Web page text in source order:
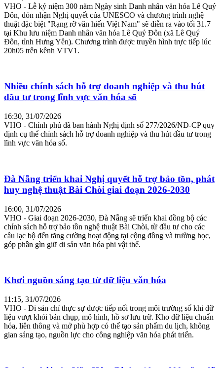
VHO - Lễ kỷ niệm 300 năm Ngày sinh Danh nhân văn hóa Lê Quý
Đôn, đón nhận Nghị quyết của UNESCO và chương trình nghệ
thuật đặc biệt "Rạng rỡ văn hiến Việt Nam" sẽ diễn ra vào tối 31.7
tại Khu lưu niệm Danh nhân văn hóa Lê Quý Đôn (xã Lê Quý
Đôn, tỉnh Hưng Yên). Chương trình được truyền hình trực tiếp lúc
20h05 trên kênh VTV1.
Nhiều chính sách hỗ trợ doanh nghiệp và thu hút
đầu tư trong lĩnh vực văn hóa số
16:30, 31/07/2026
VHO - Chính phủ đã ban hành Nghị định số 277/2026/NĐ-CP quy
định cụ thể chính sách hỗ trợ doanh nghiệp và thu hút đầu tư trong
lĩnh vực văn hóa số.
Đà Nẵng triển khai Nghị quyết hỗ trợ bảo tồn, phát
huy nghệ thuật Bài Chòi giai đoạn 2026-2030
16:00, 31/07/2026
VHO - Giai đoạn 2026-2030, Đà Nẵng sẽ triển khai đồng bộ các
chính sách hỗ trợ bảo tồn nghệ thuật Bài Chòi, từ đầu tư cho các
câu lạc bộ đến tăng cường hoạt động tại cộng đồng và trường học,
góp phần gìn giữ di sản văn hóa phi vật thể.
Khơi nguồn sáng tạo từ dữ liệu văn hóa
11:15, 31/07/2026
VHO - Di sản chỉ thực sự được tiếp nối trong môi trường số khi dữ
liệu vượt khỏi bản chụp, mô hình, hồ sơ lưu trữ. Kho dữ liệu chuẩn
hóa, liên thông và mở phù hợp có thể tạo sản phẩm du lịch, không
gian sáng tạo, nguồn lực cho công nghiệp văn hóa phát triển.